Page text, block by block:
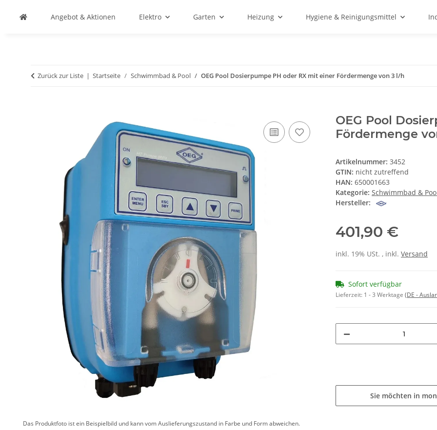
Angebot & Aktionen Elektro Garten Heizung Hygiene & Reinigungsmittel
Zurück zur Liste Startseite Schwimmbad & Pool OEG Pool Dosierpumpe PH oder RX mit einer Fördermenge von 3 l/h
Das Produktfoto ist ein Beispielbild und kann vom Auslieferungszustand in Farbe und Form abweichen.
OEG Pool
Fördermenge
Artikelnummer: 3452
GTIN: nicht zutreffend
HAN: 650001663
Kategorie: Schwimmbad &
Hersteller:
401,90 €
inkl. 19% USt. , inkl. Versand
Sofort verfügbar
Lieferzeit: 1 - 3 Werktage (DE -
Sie möchten in